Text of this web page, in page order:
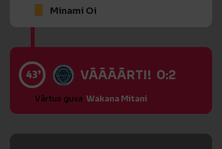
Minami Oi
43’ VĀĀĀĀRTI! 0:2
Vārtus guva Wakana Mitani